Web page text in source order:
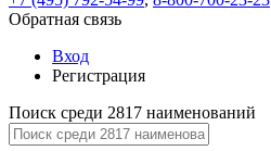
ней
завершения
регистрации.
Ок
отправим
ссылку
указанный
электронный
test@test.ru
ссылка.
Перейдите
по
Сообщение
Обратная связь
Вход
Регистрация
Поиск среди 2817 наименований